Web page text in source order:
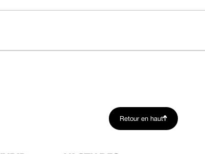
Retour en haut